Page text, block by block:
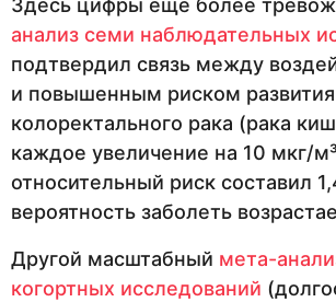
Здесь цифры еще более
анализ семи наблюдательных
подтвердил связь между
и повышенным риском развития
колоректального рака (рака
каждое увеличение на 10 мкг/м³
относительный риск составил
вероятность заболеть
Другой масштабный мета-
когортных исследований